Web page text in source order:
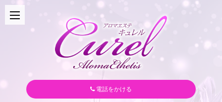
電話をかける